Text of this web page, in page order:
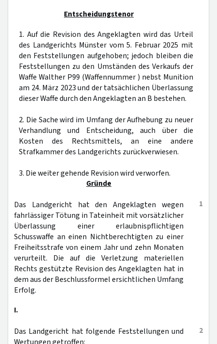
Entscheidungstenor
1. Auf die Revision des Angeklagten wird das Urteil
des Landgerichts Münster vom 5. Februar 2025 mit
den Feststellungen aufgehoben; jedoch bleiben die
Feststellungen zu den Umständen des Verkaufs der
Waffe Walther P99 (Waffennummer ) nebst Munition
am 24. März 2023 und der tatsächlichen Überlassung
dieser Waffe durch den Angeklagten an B bestehen.
2. Die Sache wird im Umfang der Aufhebung zu neuer
Verhandlung und Entscheidung, auch über die
Kosten des Rechtsmittels, an eine andere
Strafkammer des Landgerichts zurückverwiesen.
3. Die weiter gehende Revision wird verworfen.
Gründe
1
Das Landgericht hat den Angeklagten wegen
fahrlässiger Tötung in Tateinheit mit vorsätzlicher
Überlassung einer erlaubnispflichtigen
Schusswaffe an einen Nichtberechtigten zu einer
Freiheitsstrafe von einem Jahr und zehn Monaten
verurteilt. Die auf die Verletzung materiellen
Rechts gestützte Revision des Angeklagten hat in
dem aus der Beschlussformel ersichtlichen Umfang
Erfolg.
I.
2
Das Landgericht hat folgende Feststellungen und